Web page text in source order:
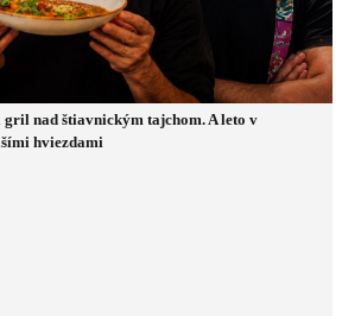
nad štiavnickým tajchom. A leto v
hviezdami